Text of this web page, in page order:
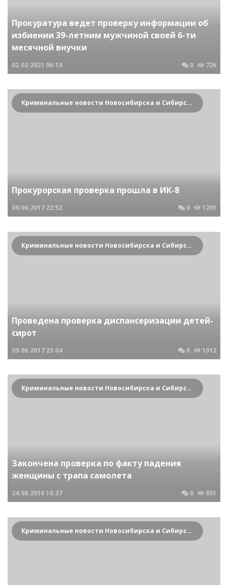
Прокуратура ведет проверку информации об
избиении 39-летним мужчиной своей 6-ти
месячной внучки
02.02.2021 06:13 0 726
Криминальные новости Новосибирска и Сибирского региона
Прокурорская проверка прошла в ИК-8
09.06.2017 22:52 0 1291
Криминальные новости Новосибирска и Сибирского региона
Проведена проверка диспансеризации детей-
сирот
09.06.2017 23:04 0 1012
Криминальные новости Новосибирска и Сибирского региона
Закончена проверка по факту падения
женщины с трапа самолета
24.08.201618:37 0 851
Криминальные новости Новосибирска и Сибирского региона